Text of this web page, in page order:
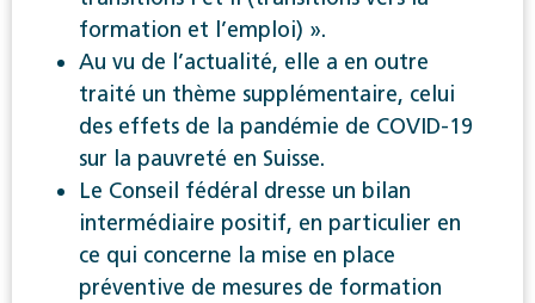
formation et l’emploi) ».
Au vu de l’actualité, elle a en outre
traité un thème supplémentaire, celui
des effets de la pandémie de COVID-19
sur la pauvreté en Suisse.
Le Conseil fédéral dresse un bilan
intermédiaire positif, en particulier en
ce qui concerne la mise en place
préventive de mesures de formation